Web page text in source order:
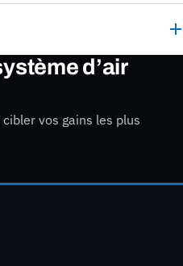
d’air
vos gains les plus